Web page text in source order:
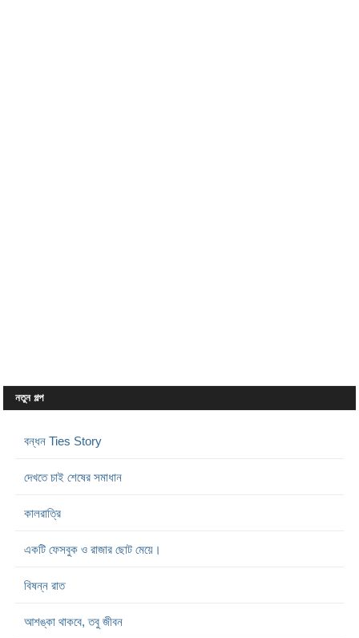
নতুন গল্প
বন্ধন Ties Story
দেখতে চাই শেষের সমাধান
কালরাত্রি
একটি ফেসবুক ও রাজার ছোট মেয়ে।
বিষন্ন রাত
আশঙ্কা থাকবে, তবু জীবন